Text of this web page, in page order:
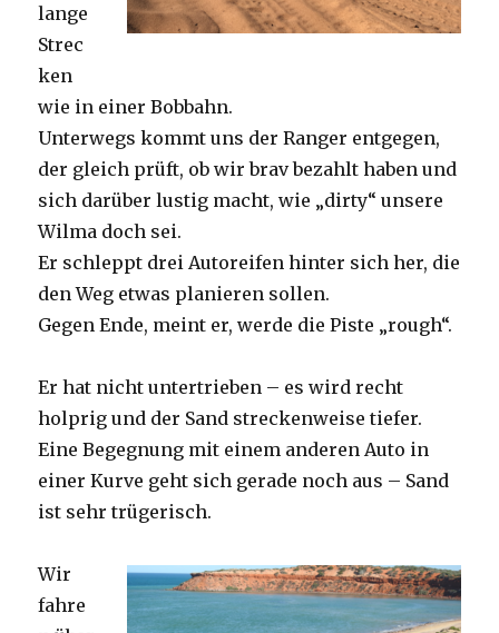
lange
Strec
ken
wie in einer Bobbahn.
Unterwegs kommt uns der Ranger entgegen,
der gleich prüft, ob wir brav bezahlt haben und
sich darüber lustig macht, wie „dirty“ unsere
Wilma doch sei.
Er schleppt drei Autoreifen hinter sich her, die
den Weg etwas planieren sollen.
Gegen Ende, meint er, werde die Piste „rough“.
Er hat nicht untertrieben – es wird recht
holprig und der Sand streckenweise tiefer.
Eine Begegnung mit einem anderen Auto in
einer Kurve geht sich gerade noch aus – Sand
ist sehr trügerisch.
Wir
fahre